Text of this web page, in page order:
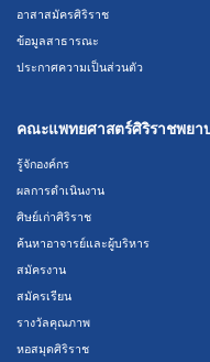
อาสาสมัครศิริราช
ข้อมูลสาธารณะ
ประกาศความเป็นส่วนตัว
คณะแพทยศาสตร์ศิริราชพยา
รู้จักองค์กร
ผลการดำเนินงาน
ศิษย์เก่าศิริราช
ค้นหาอาจารย์และผู้บริหาร
สมัครงาน
สมัครเรียน
รางวัลคุณภาพ
หอสมุดศิริราช